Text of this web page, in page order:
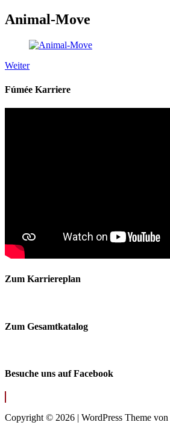
Animal-Move
Weiter
Fúmée Karriere
Zum Karriereplan
Zum Gesamtkatalog
Besuche uns auf Facebook
Copyright © 2026 | WordPress Theme von